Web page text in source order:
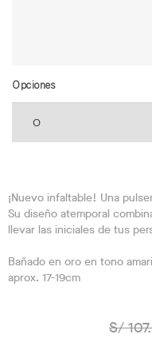
Opciones
¡Nuevo infaltable! Una
Su diseño atemporal
llevar las iniciales de tus
Bañado en oro en tono
aprox. 17-19cm
S/